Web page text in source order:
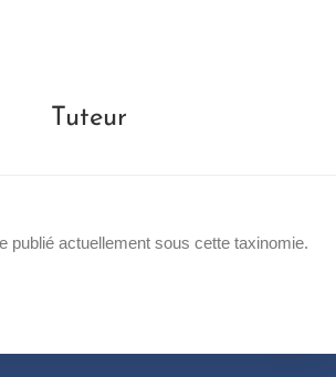
Tuteur
publié actuellement sous cette taxinomie.